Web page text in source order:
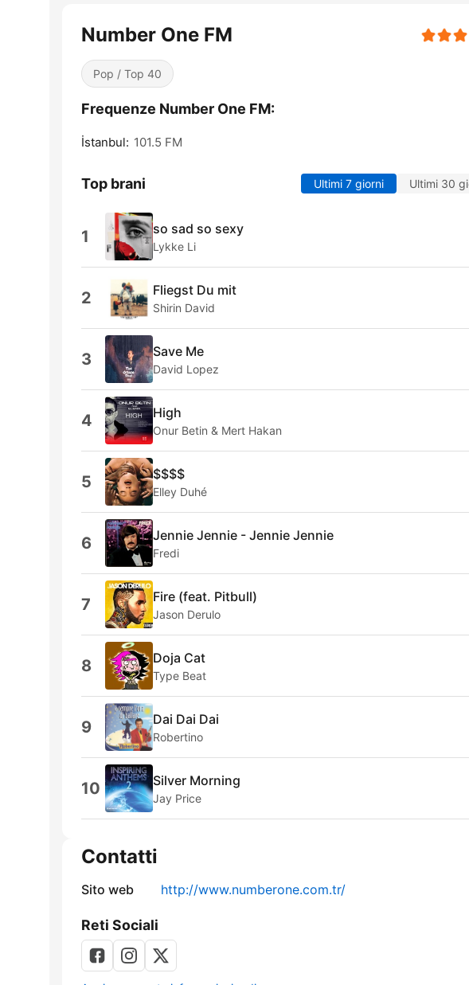
Number One FM
Pop / Top 40
Frequenze Number One FM:
İstanbul: 101.5 FM
Top brani Ultimi 7 giorni Ultimi 30
1 so sad so sexy
Lykke Li
2 Fliegst Du mit
Shirin David
3 Save Me
David Lopez
4 High
Onur Betin & Mert Hakan
5 $$$$
Elley Duhé
6 Jennie Jennie - Jennie Jennie
Fredi
7 Fire (feat. Pitbull)
Jason Derulo
8 Doja Cat
Type Beat
9 Dai Dai Dai
Robertino
10 Silver Morning
Jay Price
Contatti
Sito web http://www.numberone.com.tr/
Reti Sociali